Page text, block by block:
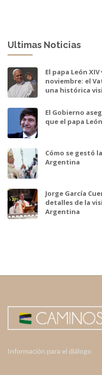
Ultimas Noticias
El papa León
noviembre: el
una histórica
El Gobierno
que el papa
Cómo se gestó
Argentina
Jorge García
detalles de la
Argentina
Información para el diálogo